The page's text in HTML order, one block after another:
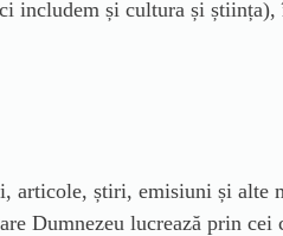
includem și cultura și
articole, știri, emisiuni și alte
Dumnezeu lucrează prin